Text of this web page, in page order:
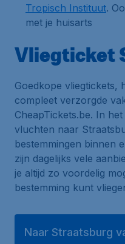
Tropisch Instituut.
met je huisarts
Vliegticket
Goedkope vliegtickets,
compleet verzorgde
CheapTickets.be. In
vluchten naar
bestemmingen binnen
zijn dagelijks vele
je altijd zo voordelig
bestemming kunt
Naar Straatsburg